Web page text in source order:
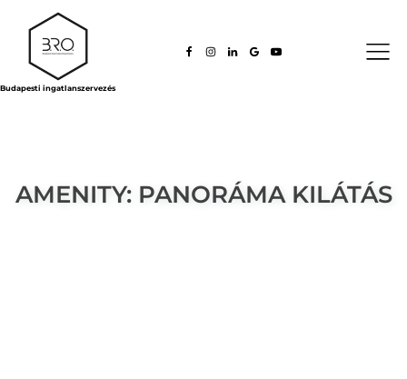
Budapesti ingatlanszervezés
AMENITY: PANORÁMA KILÁTÁS